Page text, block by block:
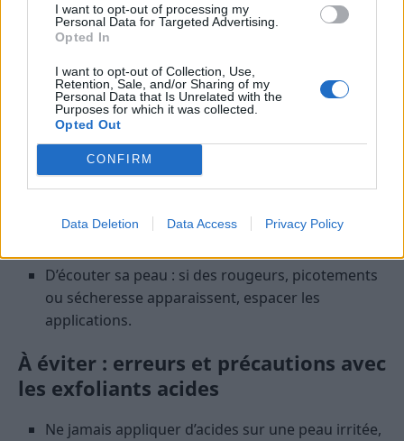
I want to opt-out of processing my
Personal Data for Targeted Advertising.
Opted In
I want to opt-out of Collection, Use,
Retention, Sale, and/or Sharing of my
Personal Data that Is Unrelated with the
Purposes for which it was collected.
Opted Out
CONFIRM
Data Deletion Data Access Privacy Policy
Oui, il est possible de combiner AHA et BHA, car leurs
actions sont complémentaires : les AHA agissent en
surface, les BHA en profondeur dans les pores.
Toutefois, la combinaison ne convient pas à toutes les
peaux. Pour éviter l’irritation, il est conseillé :
D’alterner les jours d’application (ex : AHA le lundi,
BHA le mercredi).
deux, formulés pour limiter les risques
D’écouter sa peau : si des rougeurs, picotements
ou sécheresse apparaissent, espacer les
applications.
À éviter : erreurs et précautions avec
les exfoliants acides
Ne jamais appliquer d’acides sur une peau irritée,